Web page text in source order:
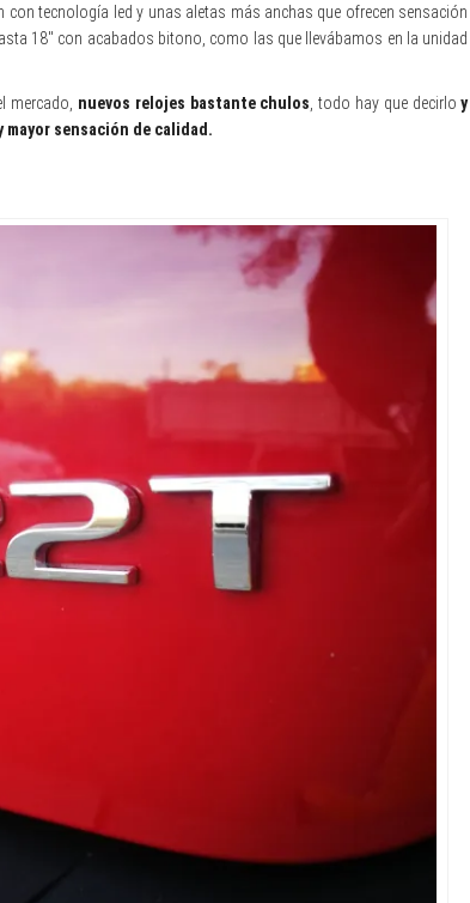
tecnología led y unas aletas más anchas que ofrecen sensación
18″ con acabados bitono, como las que llevábamos en la unidad
mercado, nuevos relojes bastante chulos , todo hay que decirloy
sensación de calidad.